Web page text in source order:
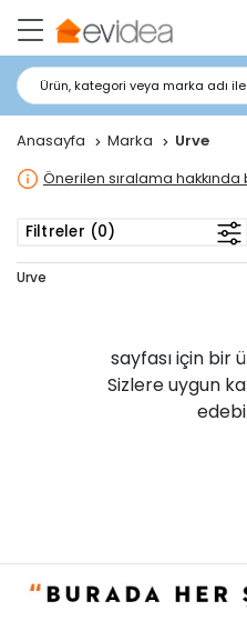
Ürün, kategori veya marka adı ile
Anasayfa Marka Urve
Önerilen sıralama
Filtreler (0)
Urve
sayfası için bir
Sizlere uygun